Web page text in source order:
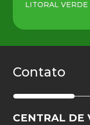
LITORAL VERDE
Contato
CENTRAL DE